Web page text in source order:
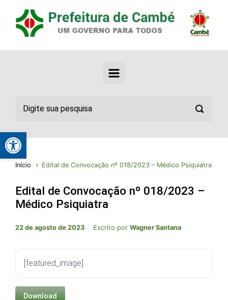
Início Edital de Convocação nº 018/2023 – Médico Psiquiatra
Edital de Convocação nº 018/2023 –
Médico Psiquiatra
22 de agosto de 2023 Escrito por Wagner Santana
[featured_image]
Download
Abrir a barra de ferramentas